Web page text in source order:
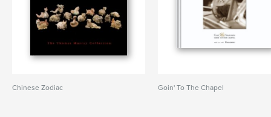
Chinese Zodiac Goin' To The Chapel